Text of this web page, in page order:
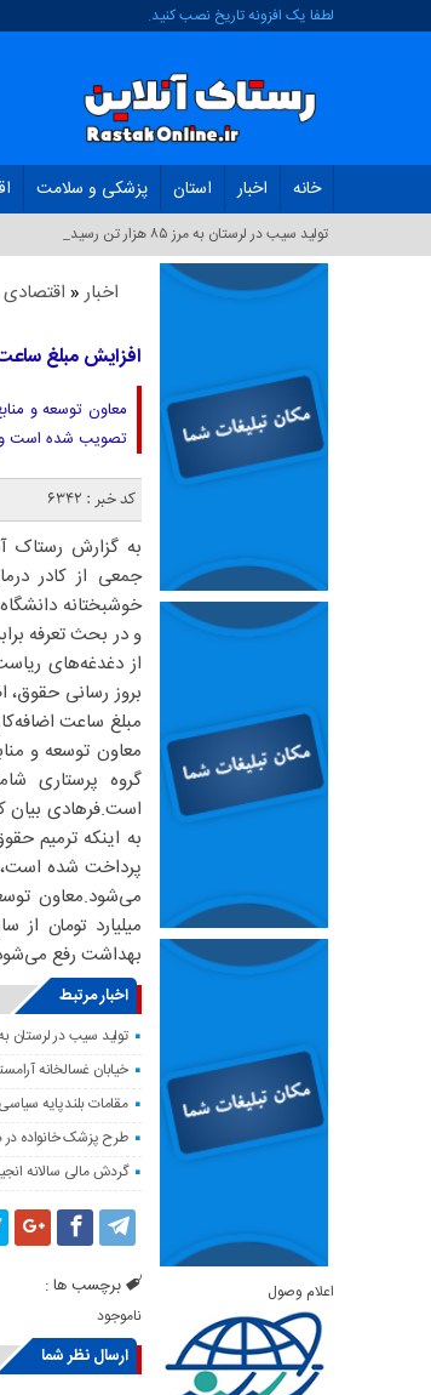
لطفا یک افزونه تاریخ نصب کنید.
خانه اخبار استان پزشکی و سلامت
تولید سیب در لرستان به مرز ۸۵ هزار تن رسید_
اخبار « اقتصادی
افزایش مبلغ
معاون توسعه و
تصویب شده است و
کد خبر : 6342
به گزارش رستاک
جمعی از کادر
خوشبختانه
و در بحث تعرفه
از دغدغه‌های
بروز رسانی حقوق،
مبلغ ساعت
گروه پرستاری
است.فرهادی بیان
میلیارد تومان
بهداشت رفع
اخبار مرتبط
تولید سیب در لرستان به مرز ۸۵ هزار
خیابان غسالخانه
مقامات بلندپایه
طرح پزشک خانواده در
گردش مالی سالانه انجیر
برچسب ها :
ناموجود
ارسال نظر شما
اعلام وصول